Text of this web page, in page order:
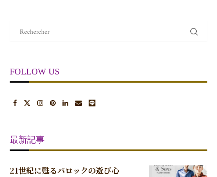
FOLLOW US
最新記事
21世紀に甦るバロックの遊び心